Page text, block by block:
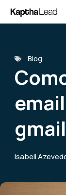
Blog
gmail
Isabeli